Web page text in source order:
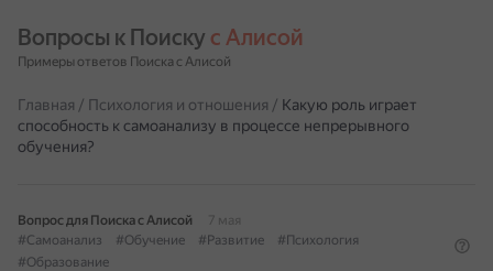
Вопросы к Поиску с Алисой
Примеры ответов Поиска с Алисой
Главная / Психология и отношения / Какую роль играет
способность к самоанализу в процессе непрерывного
обучения?
Вопрос для Поиска с Алисой
7 мая
#Самоанализ
#Обучение #Развитие
#Психология
#Образование